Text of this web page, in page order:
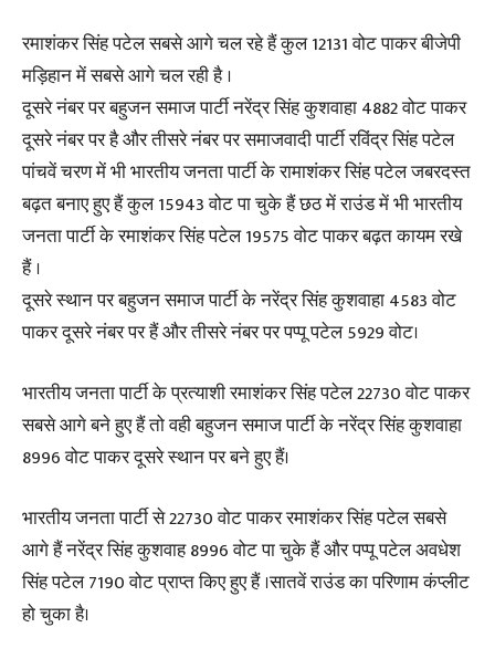
रमाशंकर सिंह पटेल सबसे आगे चल रहे हैं कुल 12131 वोट पाकर बीजेपी
मड़िहान में सबसे आगे चल रही है ।
दूसरे नंबर पर बहुजन समाज पार्टी नरेंद्र सिंह कुशवाहा 4882 वोट पाकर
दूसरे नंबर पर है और तीसरे नंबर पर समाजवादी पार्टी रविंद्र सिंह पटेल
पांचवें चरण में भी भारतीय जनता पार्टी के रामाशंकर सिंह पटेल जबरदस्त
बढ़त बनाए हुए हैं कुल 15943 वोट पा चुके हैं छठ में राउंड में भी भारतीय
जनता पार्टी के रमाशंकर सिंह पटेल 19575 वोट पाकर बढ़त कायम रखे
हैं ।
दूसरे स्थान पर बहुजन समाज पार्टी के नरेंद्र सिंह कुशवाहा 4583 वोट
पाकर दूसरे नंबर पर हैं और तीसरे नंबर पर पप्पू पटेल 5929 वोट।
भारतीय जनता पार्टी के प्रत्याशी रमाशंकर सिंह पटेल 22730 वोट पाकर
सबसे आगे बने हुए हैं तो वही बहुजन समाज पार्टी के नरेंद्र सिंह कुशवाहा
8996 वोट पाकर दूसरे स्थान पर बने हुए हैं।
भारतीय जनता पार्टी से 22730 वोट पाकर रमाशंकर सिंह पटेल सबसे
आगे हैं नरेंद्र सिंह कुशवाह 8996 वोट पा चुके हैं और पप्पू पटेल अवधेश
सिंह पटेल 7190 वोट प्राप्त किए हुए हैं ।सातवें राउंड का परिणाम कंप्लीट
हो चुका है।